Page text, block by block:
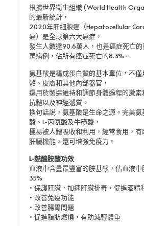
謝、
力)90
根據世界衛生組織 (World Health
的最新統計，
2020年肝細胞癌（Hepatocellular
癌）是全球第六大癌症，
發生人數達90.6萬人，也是癌症死亡
萬病例，佔所有癌症死亡的8.3%。
氨基酸是構成蛋白質的基本單位，不
骼、皮膚和其他內部器官，
還用於製造維持和調節身體過程的激
抗體以及神經遞質。
換句話說，氨基酸是生命之源。完美
酸、L-丙氨酸及牛磺酸，
極易被人體吸收和利用，經常食用，
肝臟機能，還可增強免疫力。
L-麩醯胺酸功效
血液中含量最豐富的胺基酸，佔血液
35%
• 保護肝臟，加速肝臟排毒，促進酒精
• 改善免疫功能
• 改善腸胃問題
• 促進脂肪燃燒，有助減輕體重